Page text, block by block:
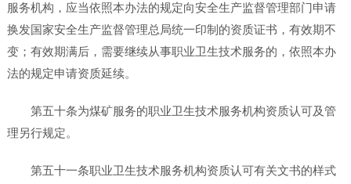
服务机构，应当依照本办法的规定向安全生产监督管理部门申请
换发国家安全生产监督管理总局统一印制的资质证书，有效期不
变；有效期满后，需要继续从事职业卫生技术服务的，依照本办
法的规定申请资质延续。
第五十条为煤矿服务的职业卫生技术服务机构资质认可及管
理另行规定。
第五十一条职业卫生技术服务机构资质认可有关文书的样式